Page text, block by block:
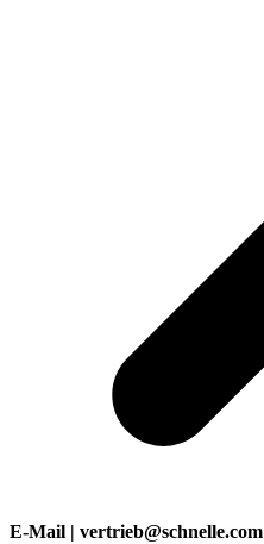
E-Mail | vertrieb@schnelle.com